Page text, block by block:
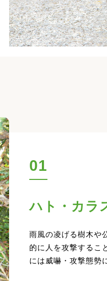
01
ハト・カラ
雨風の凌げる樹木や
的に人を攻撃するこ
には威嚇・攻撃態勢